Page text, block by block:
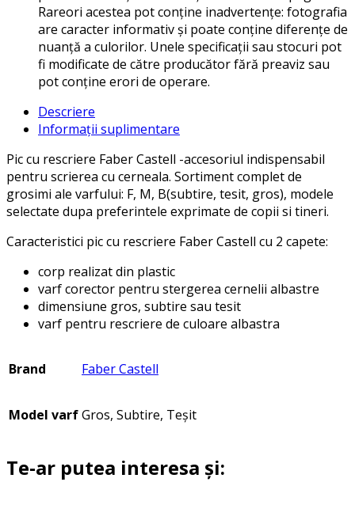
Rareori acestea pot conține inadvertențe: fotografia
are caracter informativ și poate conține diferențe de
nuanță a culorilor. Unele specificații sau stocuri pot
fi modificate de către producător fără preaviz sau
pot conține erori de operare.
Descriere
Informații suplimentare
Pic cu rescriere Faber Castell -accesoriul indispensabil
pentru scrierea cu cerneala. Sortiment complet de
grosimi ale varfului: F, M, B(subtire, tesit, gros), modele
selectate dupa preferintele exprimate de copii si tineri.
Caracteristici pic cu rescriere Faber Castell cu 2 capete:
corp realizat din plastic
varf corector pentru stergerea cernelii albastre
dimensiune gros, subtire sau tesit
varf pentru rescriere de culoare albastra
Brand Faber Castell
Model varfGros, Subtire, Teșit
Te-ar putea interesa și: